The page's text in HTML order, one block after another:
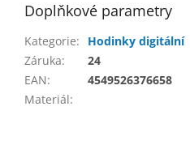
Doplňkové parametry
Kategorie:
Hodinky digitální
Záruka:
24
EAN:
4549526376658
Materiál: